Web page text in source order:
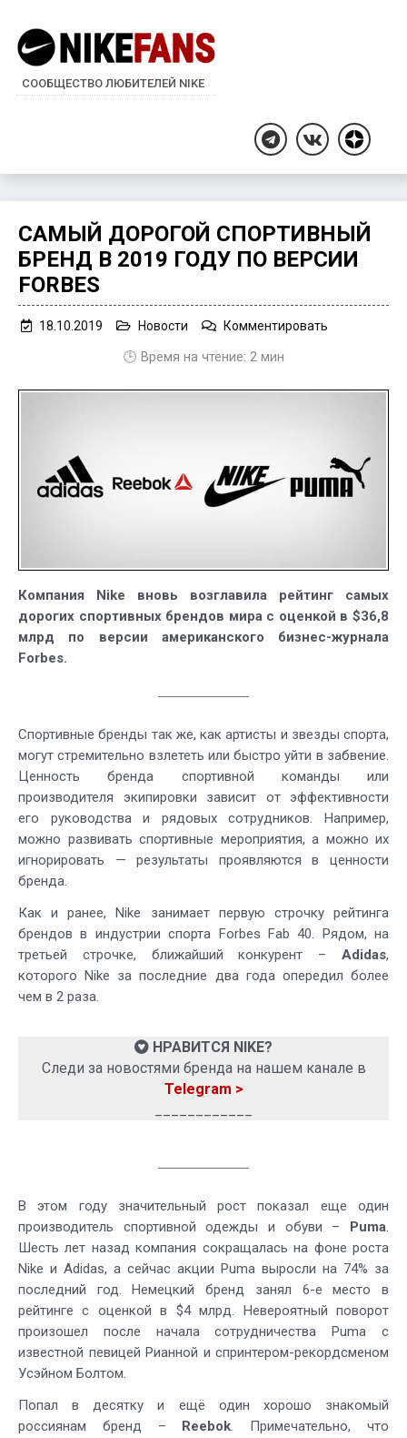
СООБЩЕСТВО ЛЮБИТЕЛЕЙ NIKE
TelegramВКонтакте
Дзен
САМЫЙ ДОРОГОЙ СПОРТИВНЫЙ
БРЕНД В 2019 ГОДУ ПО ВЕРСИИ
FORBES
18.10.2019 Новости Комментировать
году
по
версии
🕒 Время на чтение: 2 мин
Компания Nike вновь возглавила рейтинг самых
дорогих спортивных брендов мира с оценкой в $36,8
млрд по версии американского бизнес-журнала
Forbes.
Спортивные бренды так же, как артисты и звезды спорта,
могут стремительно взлететь или быстро уйти в забвение.
Ценность бренда спортивной команды или
производителя экипировки зависит от эффективности
его руководства и рядовых сотрудников. Например,
можно развивать спортивные мероприятия, а можно их
игнорировать — результаты проявляются в ценности
бренда.
Как и ранее, Nike занимает первую строчку рейтинга
брендов в индустрии спорта Forbes Fab 40. Рядом, на
третьей строчке, ближайший конкурент – Adidas,
которого Nike за последние два года опередил более
чем в 2 раза.
НРАВИТСЯ NIKE?
Следи за новостями бренда на нашем канале в
Telegram >
В этом году значительный рост показал еще один
производитель спортивной одежды и обуви – Puma.
Шесть лет назад компания сокращалась на фоне роста
Nike и Adidas, а сейчас акции Puma выросли на 74% за
последний год. Немецкий бренд занял 6-е место в
рейтинге с оценкой в $4 млрд. Невероятный поворот
произошел после начала сотрудничества Puma с
известной певицей Рианной и спринтером-рекордсменом
Усэйном Болтом.
Попал в десятку и ещё один хорошо знакомый
россиянам бренд – Reebok. Примечательно, что